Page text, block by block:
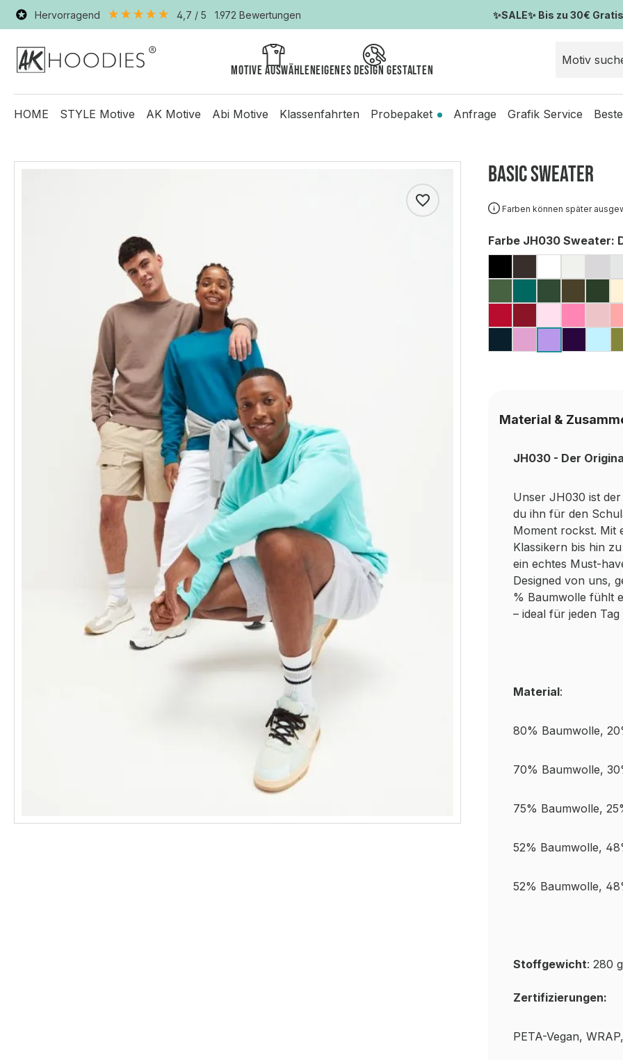
Hervorragend 4,7 / 5 1.972 Bewertungen ✨SALE✨ Bis zu 30€
Motive auswählenEigenes Design gestalten
HOME STYLE Motive AK Motive Abi Motive Klassenfahrten Probepaket Anfrage Grafik Service
Basic Sweater
Farben können später
Farbe JH030 Sweater
auswählen :
Material &
JH030 - Der
Unser JH030 ist
du ihn für den
Moment rockst. Mit
Klassikern bis hin
ein echtes Must-
Designed von uns,
% Baumwolle fühlt
– ideal für jeden
Material:
80% Baumwolle,
70% Baumwolle,
75% Baumwolle,
52% Baumwolle,
52% Baumwolle,
Stoffgewicht: 280
Zertifizierungen:
PETA-Vegan,